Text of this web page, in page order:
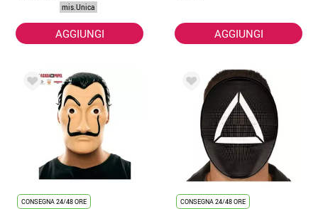
mis.Unica
AGGIUNGI AGGIUNGI
CONSEGNA 24/48 ORE
CONSEGNA 24/48 ORE